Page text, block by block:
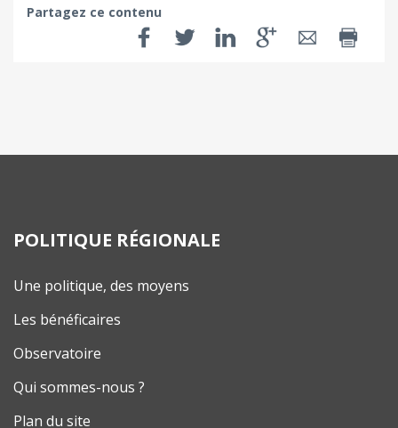
Partagez ce contenu
POLITIQUE RÉGIONALE
Une politique, des moyens
Les bénéficaires
Observatoire
Qui sommes-nous ?
Plan du site